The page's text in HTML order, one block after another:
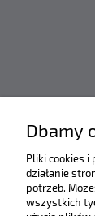
Dbamy
Pliki cookies
działanie
potrzeb.
wszystkich